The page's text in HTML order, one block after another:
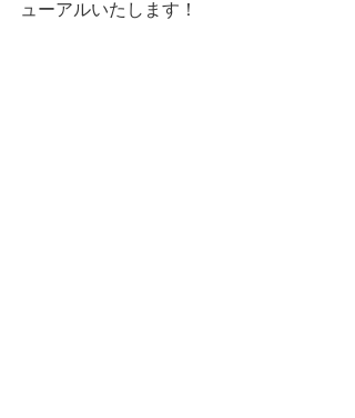
ューアルいたします！